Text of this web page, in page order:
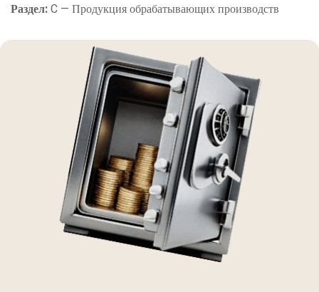
Раздел:C — Продукция обрабатывающих производств